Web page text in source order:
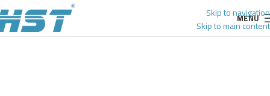
Skip to navigation
Skip to main content
MENU